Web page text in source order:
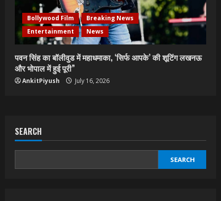
Bollywood Film
Breaking News
Entertainment
News
पवन सिंह का बॉलीवुड में महाधमाका, ‘सिर्फ आपके’ की शूटिंग लखनऊ
और भोपाल में हुई पूरी”
AnkitPiyush July 16, 2026
SEARCH
SEARCH